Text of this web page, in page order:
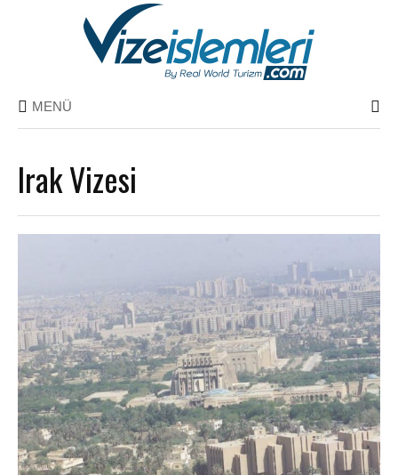
MENÜ
Irak Vizesi